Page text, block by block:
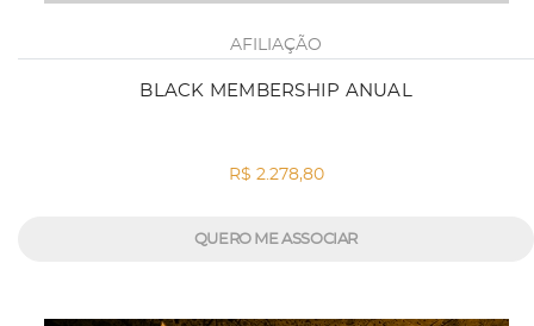
AFILIAÇÃO
BLACK MEMBERSHIP ANUAL
R$ 2.278,80
QUERO ME ASSOCIAR